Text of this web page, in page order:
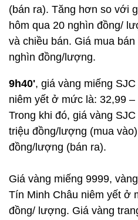
(bán ra). Tăng hơn so với
hôm qua 20 nghìn đồng/
và chiều bán. Giá mua
nghìn đồng/lượng.
9h40', giá vàng miếng
niêm yết ở mức là: 32,99
Trong khi đó, giá vàng
triệu đồng/lượng (mua
đồng/lượng (bán ra).
Giá vàng miếng 9999,
Tín Minh Châu niêm yết ở
đồng/ lượng. Giá vàng